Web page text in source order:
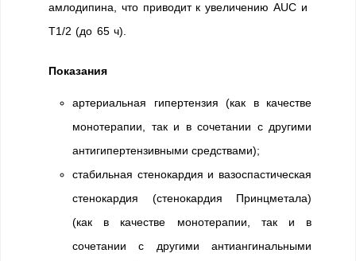
амлодипина, что приводит к увеличению AUC и
T1/2 (до 65 ч).
Показания
артериальная гипертензия (как в качестве
монотерапии, так и в сочетании с другими
антигипертензивными средствами);
стабильная стенокардия и вазоспастическая
стенокардия (стенокардия Принцметала)
(как в качестве монотерапии, так и в
сочетании с другими антиангинальными